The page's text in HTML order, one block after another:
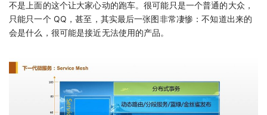
不是上面的这个让大家心动的跑车。很可能只是一个普通的大众，
只能只一个 QQ，甚至，其实最后一张图非常凄惨：不知道出来的
会是什么，很可能是接近无法使用的产品。